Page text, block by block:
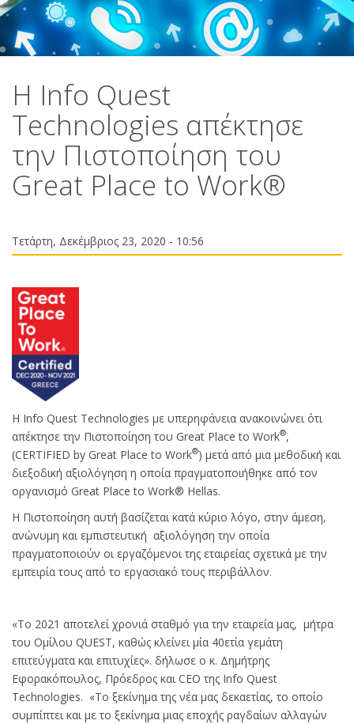
H Info Quest
Technologies απέκτησε
την Πιστοποίηση του
Great Place to Work®
Τετάρτη, Δεκέμβριος 23, 2020 - 10:56
Η Info Quest Technologies με υπερηφάνεια ανακοινώνει ότι
απέκτησε την Πιστοποίηση του Great Place to Work®,
(CERTIFIED by Great Place to Work®) μετά από μια μεθοδική και
διεξοδική αξιολόγηση η οποία πραγματοποιήθηκε από τον
οργανισμό Great Place to Work® Hellas.
Η Πιστοποίηση αυτή βασίζεται κατά κύριο λόγο, στην άμεση,
ανώνυμη και εμπιστευτική αξιολόγηση την οποία
πραγματοποιούν οι εργαζόμενοι της εταιρείας σχετικά με την
εμπειρία τους από το εργασιακό τους περιβάλλον.
«Το 2021 αποτελεί χρονιά σταθμό για την εταιρεία μας, μήτρα
του Ομίλου QUEST, καθώς κλείνει μία 40ετία γεμάτη
επιτεύγματα και επιτυχίες». δήλωσε ο κ. Δημήτρης
Εφορακόπουλος, Πρόεδρος και CEO της Info Quest
Technologies. «Το ξεκίνημα της νέα μας δεκαετίας, το οποίο
συμπίπτει και με το ξεκίνημα μιας εποχής ραγδαίων αλλαγών